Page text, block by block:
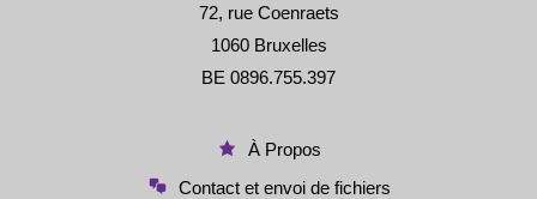
72, rue Coenraets
1060 Bruxelles
BE 0896.755.397
À Propos
Contact et envoi de fichiers